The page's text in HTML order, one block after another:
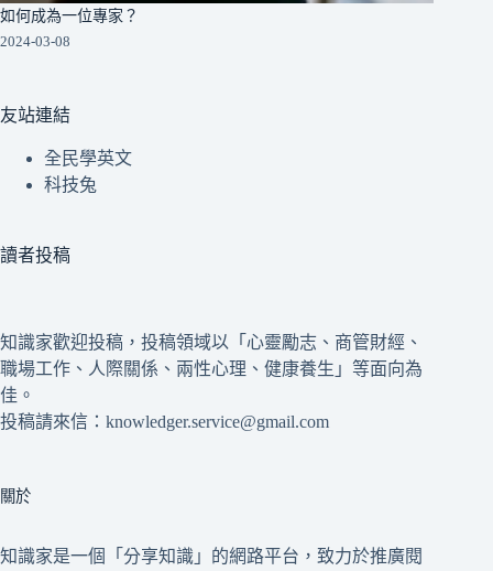
如何成為一位專家？
2024-03-08
友站連結
全民學英文
科技兔
讀者投稿
知識家歡迎投稿，投稿領域以「心靈勵志、商管財經、
職場工作、人際關係、兩性心理、健康養生」等面向為
佳。
投稿請來信：knowledger.service@gmail.com
關於
知識家是一個「分享知識」的網路平台，致力於推廣閱